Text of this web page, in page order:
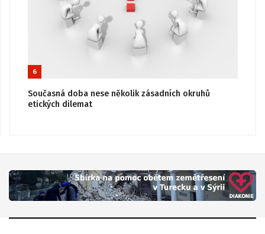
6
Současná doba nese několik zásadních okruhů
etických dilemat